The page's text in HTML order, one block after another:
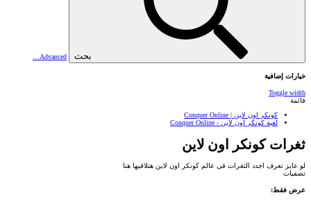
بحث Advanced…
خيارات إضافية
Toggle width
قائمة
كونكر اون لاين | Conquer Online
لعبة كونكر اون لاين - Conquer Online
ثغرات كونكر اون لاين
لو عايز تعرف اجدد الثغرات فى عالم كونكر اون لاين هتلاقيها هنا
تصفيات
عرض فقط: